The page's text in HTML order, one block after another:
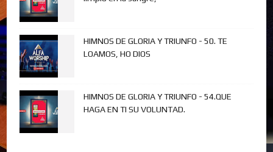
HIMNOS DE GLORIA Y TRIUNFO - 50. TE
LOAMOS, HO DIOS
HIMNOS DE GLORIA Y TRIUNFO - 54.QUE
HAGA EN TI SU VOLUNTAD.